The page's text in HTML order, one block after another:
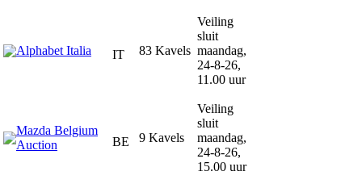
Alphabet Italia IT 83 Kavels
Veiling
sluit
maandag,
24-8-26,
11.00 uur
Mazda Belgium
Auction
BE 9 Kavels
Veiling
sluit
maandag,
24-8-26,
15.00 uur